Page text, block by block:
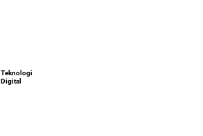
Teknologi
Digital